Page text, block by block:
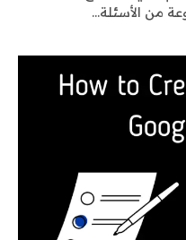
من الأسئلة…